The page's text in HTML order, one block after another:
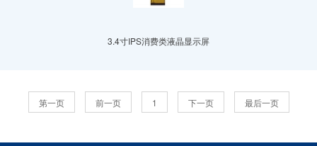
3.4寸IPS消费类液晶显示屏
第一页 前一页 1 下一页 最后一页